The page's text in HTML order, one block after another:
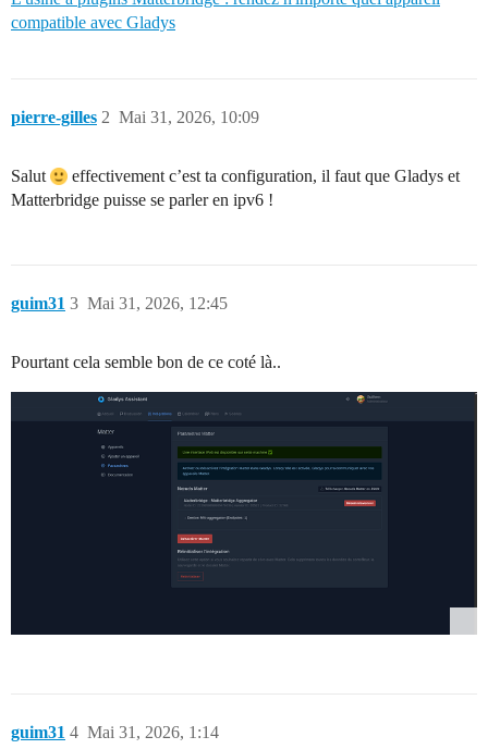
compatible avec Gladys
pierre-gilles Mai 31, 2026, 10:09
2
Salut
effectivement c’est ta configuration, il faut que Gladys et
Matterbridge puisse se parler en ipv6 !
guim31 Mai 31, 2026, 12:45
3
Pourtant cela semble bon de ce coté là..
guim31 Mai 31, 2026, 1:14
4